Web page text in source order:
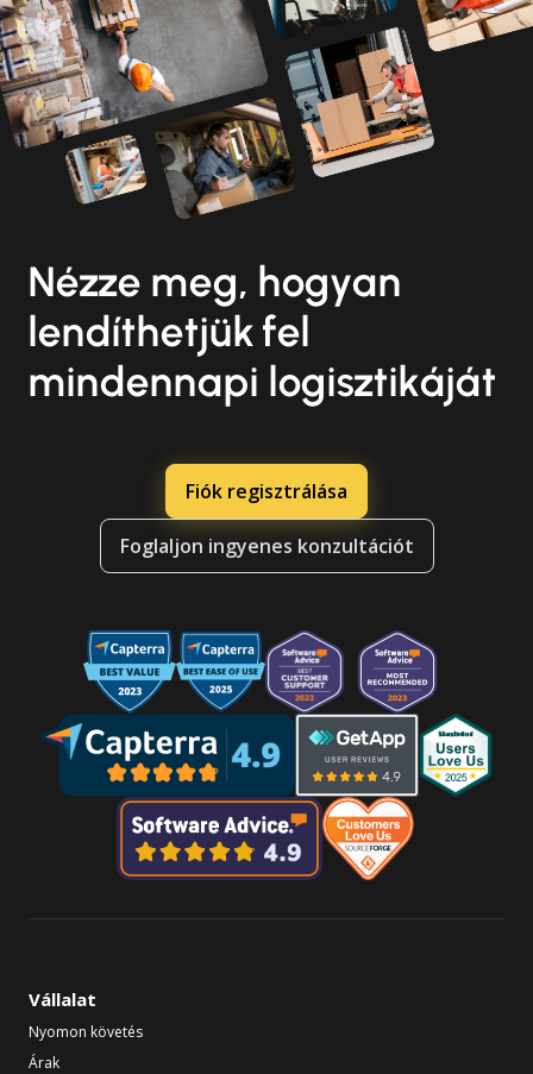
Nézze meg, hogyan
lendíthetjük fel
mindennapi logisztikáját
Fiók regisztrálása
Foglaljon ingyenes konzultációt
Vállalat
Nyomon követés
Árak